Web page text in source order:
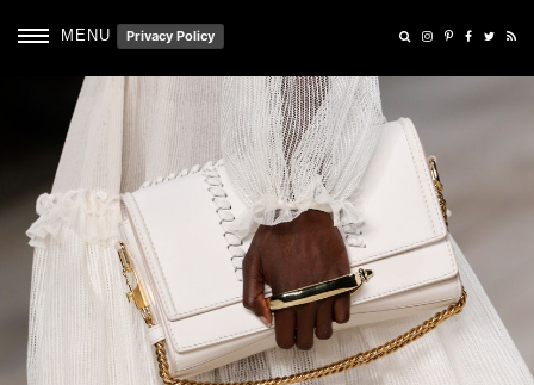
MENU Privacy Policy